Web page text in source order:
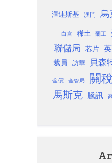
澤連斯基 澳門 烏
白宮 稀土 罷工
聯儲局 芯片
裁員 訪華 貝森
金價 金管局 關稅
馬斯克 騰訊